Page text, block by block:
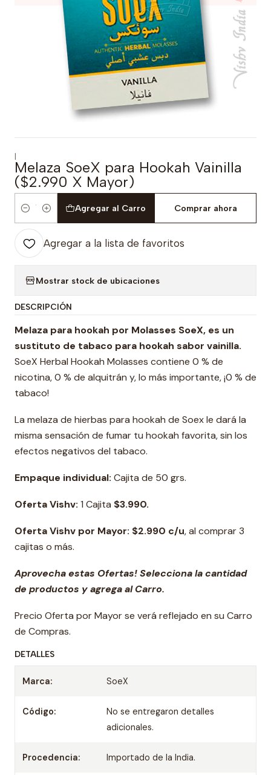
|
Melaza SoeX para Hookah Vainilla
($2.990 X Mayor)
Cantidad
Agregar al Carro Comprar ahora
Agregar a la lista de favoritos
Mostrar stock de ubicaciones
DESCRIPCIÓN
Melaza para hookah por Molasses SoeX, es un
sustituto de tabaco para hookah sabor vainilla.
SoeX Herbal Hookah Molasses contiene 0 % de
nicotina, 0 % de alquitrán y, lo más importante, ¡0 % de
tabaco!
La melaza de hierbas para hookah de Soex le dará la
misma sensación de fumar tu hookah favorita, sin los
efectos negativos del tabaco.
Empaque individual: Cajita de 50 grs.
Oferta Vishv: 1 Cajita $3.990.
Oferta Vishv por Mayor: $2.990 c/u, al comprar 3
cajitas o más.
Aprovecha estas Ofertas! Selecciona la cantidad
de productos y agrega al Carro.
Precio Oferta por Mayor se verá reflejado en su Carro
de Compras.
DETALLES
Marca: SoeX
Código:
No se entregaron detalles
adicionales.
Procedencia: Importado de la India.